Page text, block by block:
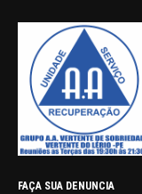
FAÇA SUA DENUNCIA